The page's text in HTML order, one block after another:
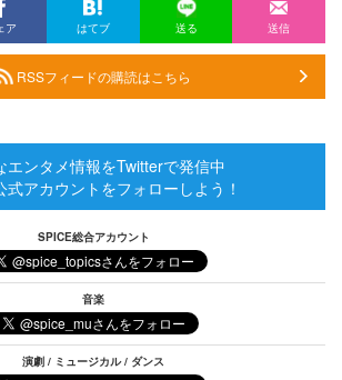
ア はてブ 送る 送信
RSSフィードの購読はこちら
エンタメ情報をTwitterで発信中
式アカウントをフォローしよう！
SPICE総合アカウント
音楽
演劇 / ミュージカル / ダンス